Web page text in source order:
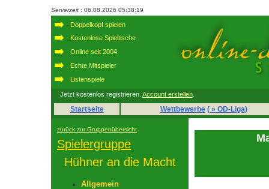
Serverzeit : 06.08.2026 05:38:19
Doppelkopf spielen
Kostenlose Spieltische
Online seit 2004
Echte Mitspieler
Listenspiele
Jetzt kostenlos registrieren. Account erstellen.
Startseite Wettbewerbe ( » OD-Liga)
zurück zur Gruppenübersicht
Spielergruppe
Hühner an die Macht
Allgemein